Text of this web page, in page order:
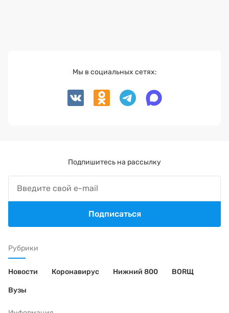
Рубрики
Новости Коронавирус Нижний 800 BORЩ
Вузы
Мы в социальных сетях:
Подпишитесь на рассылку
Подписаться